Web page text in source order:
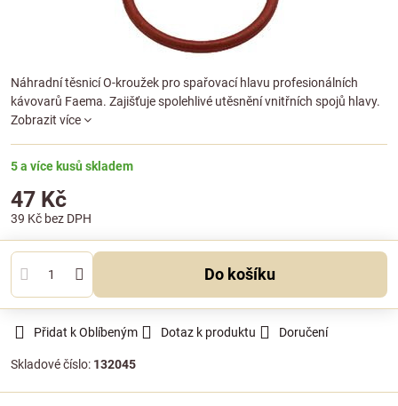
Náhradní těsnicí O-kroužek pro spařovací hlavu profesionálních
kávovarů Faema. Zajišťuje spolehlivé utěsnění vnitřních spojů hlavy.
Zobrazit více
5 a více kusů skladem
47 Kč
39 Kč bez DPH
Do košíku
Přidat k Oblíbeným Dotaz k produktu Doručení
Skladové číslo: 132045